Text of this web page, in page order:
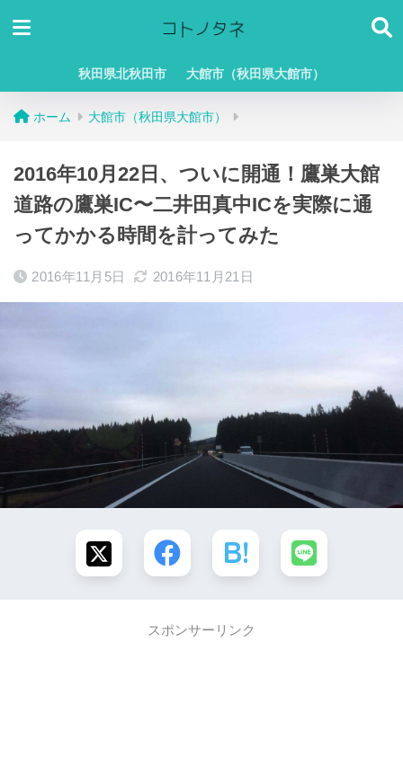
秋田県北秋田市 大館市（秋田県大館市）
ホーム 大館市（秋田県大館市）
2016年10月22日、ついに開通！鷹巣大館
道路の鷹巣IC〜二井田真中ICを実際に通
ってかかる時間を計ってみた
2016年11月5日 2016年11月21日
スポンサーリンク